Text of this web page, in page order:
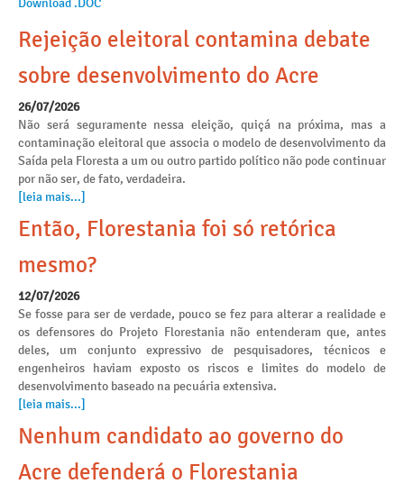
Download .DOC
Rejeição eleitoral contamina debate
sobre desenvolvimento do Acre
26/07/2026
Não será seguramente nessa eleição, quiçá na próxima, mas a
contaminação eleitoral que associa o modelo de desenvolvimento da
Saída pela Floresta a um ou outro partido político não pode continuar
por não ser, de fato, verdadeira.
[leia mais...]
Então, Florestania foi só retórica
mesmo?
12/07/2026
Se fosse para ser de verdade, pouco se fez para alterar a realidade e
os defensores do Projeto Florestania não entenderam que, antes
deles, um conjunto expressivo de pesquisadores, técnicos e
engenheiros haviam exposto os riscos e limites do modelo de
desenvolvimento baseado na pecuária extensiva.
[leia mais...]
Nenhum candidato ao governo do
Acre defenderá o Florestania